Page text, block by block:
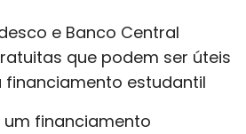
e Banco Central
que podem ser úteis
estudantil
financiamento